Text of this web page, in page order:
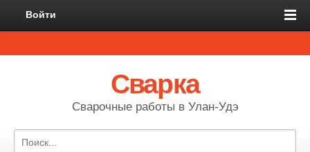
Войти
Сварка
Сварочные работы в Улан-Удэ